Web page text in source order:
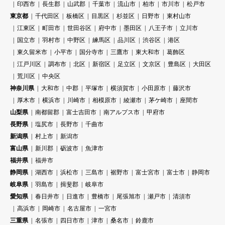
印西市
長生郡 山武郡 千葉市 流山市 柏市 市川市
松戸市
東京都
千代田区 板橋区 目黒区 杉並区 日野市
東村山市
江東区
町田市 世田谷区 府中市 墨田区 八王子市
立川市
国立市
羽村市 中野区 練馬区 品川区 渋谷区
港区
東久留米市
小平市 国分寺市 三鷹市 東大和市
葛飾区
江戸川区
調布市 北区 新宿区 足立区 文京区 豊島区
大田区
荒川区
中央区
神奈川県
大和市 中郡 平塚市 横須賀市 小田原市
藤沢市
厚木市
横浜市 川崎市 相模原市 綾瀬市 茅ケ崎市
座間市
山梨県
南都留郡 富士吉田市 南アルプス市
甲府市
長野県
塩尻市 長野市
千曲市
新潟県
村上市
新潟市
富山県
新川郡 砺波市
魚津市
福井県
福井市
静岡県
湖西市 浜松市 三島市 裾野市 富士宮市 富士市
静岡市
岐阜県
羽島市 揖斐郡
岐阜市
愛知県
春日井市 日進市 豊橋市 尾張旭市 瀬戸市
清須市
高浜市
岡崎市 名古屋市
一宮市
三重県
名張市 四日市市 津市 桑名市
鈴鹿市